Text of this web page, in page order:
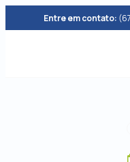
Entre em contato: